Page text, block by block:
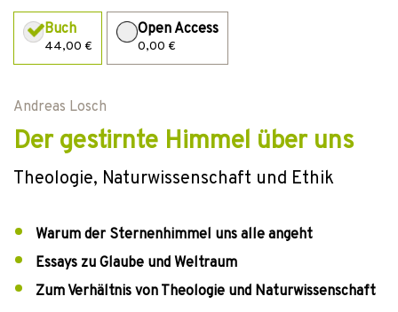
Buch
44,00 €
Open Access
0,00 €
Andreas Losch
Der gestirnte Himmel über uns
Theologie, Naturwissenschaft und Ethik
Warum der Sternenhimmel uns alle angeht
Essays zu Glaube und Weltraum
Zum Verhältnis von Theologie und Naturwissenschaft